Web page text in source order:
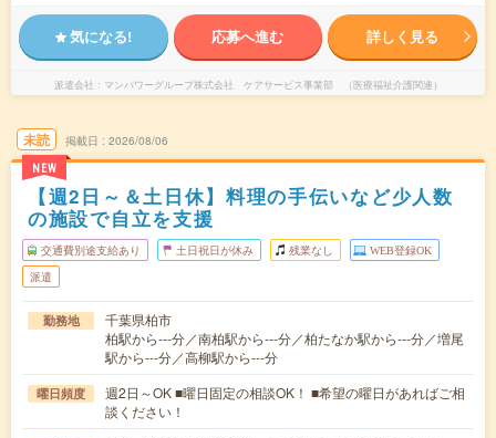
気になる! 応募へ進む 詳しく見る
派遣会社 マンパワーグループ株式会社 ケアサービス事業部 （医療福祉介護関連）
未読
NEW
掲載日 2026/08/06
【週2日～＆土日休】料理の手伝いなど少人数
の施設で自立を支援
交通費別途支給あり 土日祝日が休み 残業なし WEB登録OK
派遣
勤務地
千葉県柏市
柏駅から---分／南柏駅から---分／柏たなか駅から---分／増尾
駅から---分／高柳駅から---分
曜日頻度
週2日～OK ■曜日固定の相談OK！ ■希望の曜日があればご相
談ください！